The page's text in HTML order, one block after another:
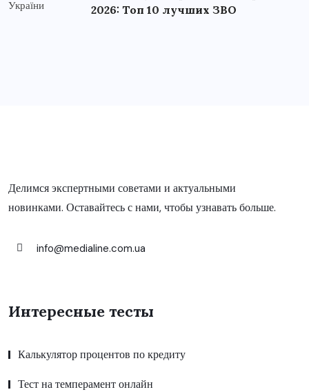
2026: Топ 10 лучших ЗВО
Делимся экспертными советами и актуальными
новинками. Оставайтесь с нами, чтобы узнавать больше.
info@medialine.com.ua
Интересные тесты
Калькулятор процентов по кредиту
Тест на темперамент онлайн